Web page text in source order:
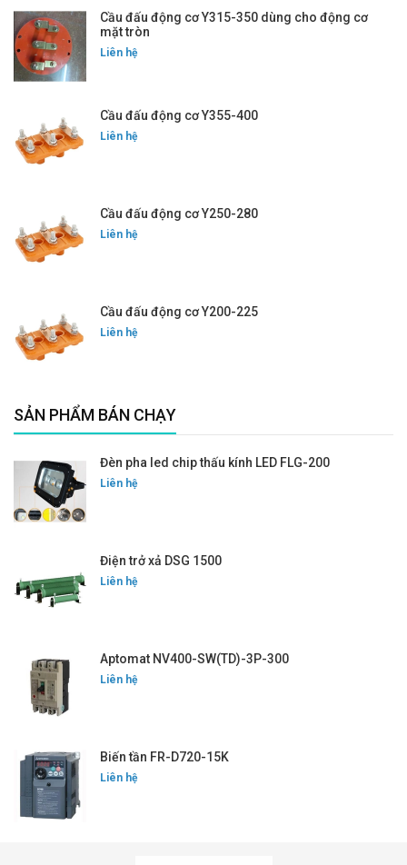
Cầu đấu động cơ Y315-350 dùng cho động cơ
mặt tròn
Liên hệ
Cầu đấu động cơ Y355-400
Liên hệ
Cầu đấu động cơ Y250-280
Liên hệ
Cầu đấu động cơ Y200-225
Liên hệ
SẢN PHẨM BÁN CHẠY
Đèn pha led chip thấu kính LED FLG-200
Liên hệ
Điện trở xả DSG 1500
Liên hệ
Aptomat NV400-SW(TD)-3P-300
Liên hệ
Biến tần FR-D720-15K
Liên hệ